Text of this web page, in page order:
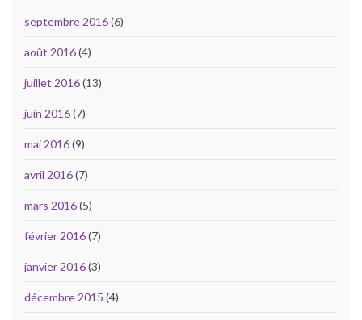
septembre 2016(6)
août 2016(4)
juillet 2016(13)
juin 2016(7)
mai 2016(9)
avril 2016(7)
mars 2016(5)
février 2016(7)
janvier 2016(3)
décembre 2015 (4)